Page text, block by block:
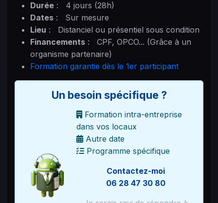
Durée : 4 jours (28h)
Dates : Sur mesure
Lieu : Distanciel ou présentiel sous condition
Financements : CPF, OPCO... (Grâce à un
organisme partenaire)
Formation garantie dès le 1er participant
Un besoin spécifique ?
Formation intra-entreprise
dans vos locaux
Autre date
Programme spécifique
Contactez-moi
06 28 47 30 80